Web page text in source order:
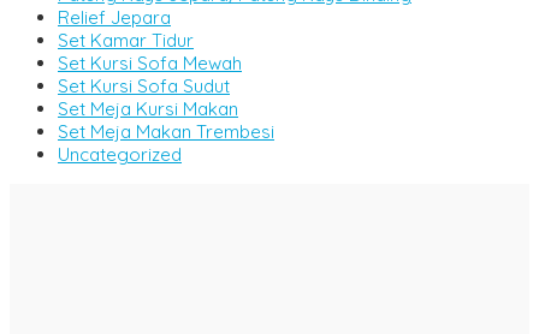
Relief Jepara
Set Kamar Tidur
Set Kursi Sofa Mewah
Set Kursi Sofa Sudut
Set Meja Kursi Makan
Set Meja Makan Trembesi
Uncategorized